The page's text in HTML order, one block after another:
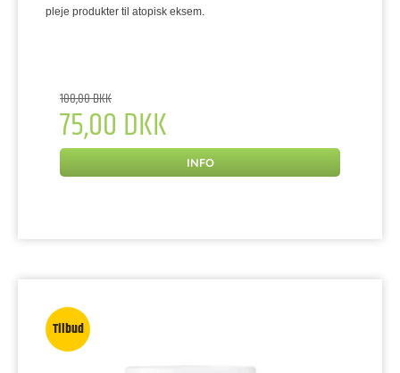
pleje produkter til atopisk eksem.
100,00 DKK
75,00 DKK
INFO
Tilbud